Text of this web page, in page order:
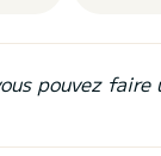
pouvez